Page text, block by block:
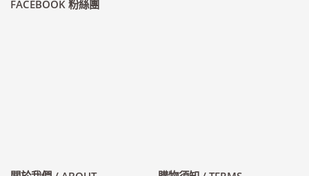
FACEBOOK 粉絲團